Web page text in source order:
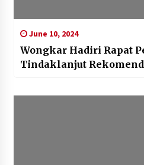
June 10, 2024
Wongkar Hadiri Rapat
Tindaklanjut